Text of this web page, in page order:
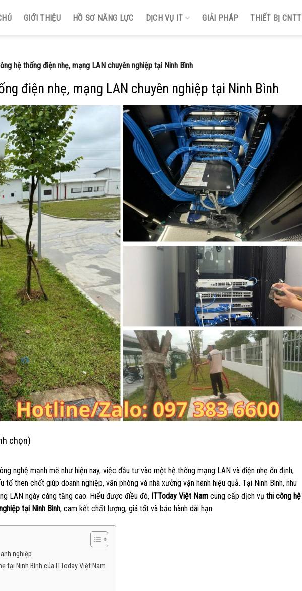
GIỚI THIỆU HỒ SƠ NĂNG LỰC DỊCH VỤ IT GIẢI PHÁP THIẾT BỊ CNTT
hệ thống điện nhẹ, mạng LAN chuyên nghiệp tại Ninh Bình
điện nhẹ, mạng LAN chuyên nghiệp tại Ninh Bình
chọn)
nghệ mạnh mẽ như hiện nay, việc đầu tư vào một hệ thống mạng LAN và điện nhẹ ổn định,
then chốt giúp doanh nghiệp, văn phòng và nhà xưởng vận hành hiệu quả. Tại Ninh Bình, nhu
LAN ngày càng tăng cao. Hiểu được điều đó, ITToday Việt Nam cung cấp dịch vụ thi công hệ
tại Ninh Bình, cam kết chất lượng, giá tốt và bảo hành dài hạn.
nghiệp
tại Ninh Bình của ITToday Việt Nam